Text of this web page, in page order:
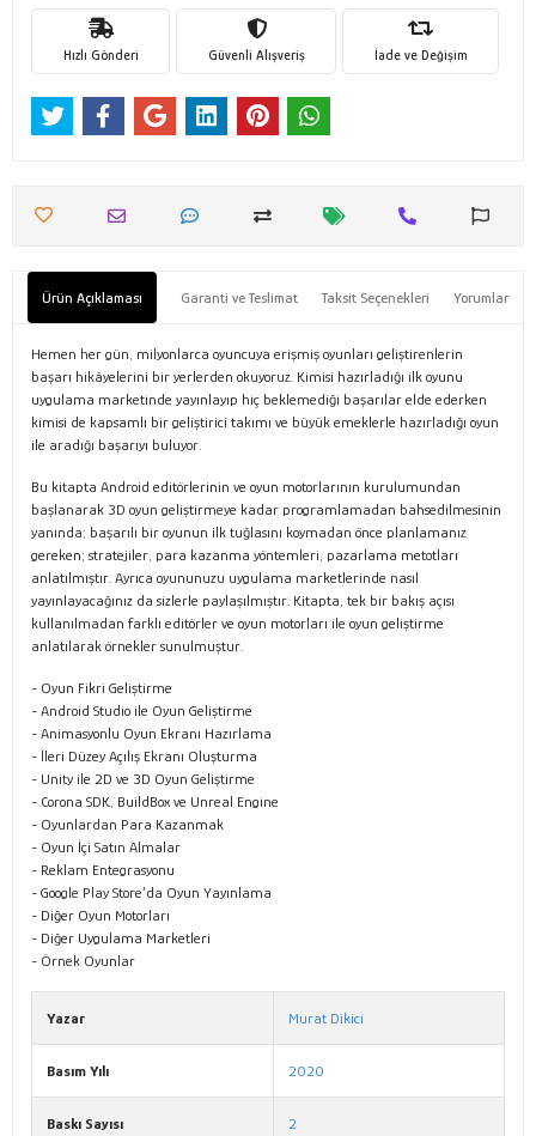
Hızlı Gönderi Güvenli Alışveriş İade ve Değişim
Ürün Açıklaması Garanti ve Teslimat Taksit Seçenekleri Yorumlar
Hemen her gün, milyonlarca oyuncuya erişmiş oyunları geliştirenlerin
başarı hikâyelerini bir yerlerden okuyoruz. Kimisi hazırladığı ilk oyunu
uygulama marketinde yayınlayıp hiç beklemediği başarılar elde ederken
kimisi de kapsamlı bir geliştirici takımı ve büyük emeklerle hazırladığı oyun
ile aradığı başarıyı buluyor.
Bu kitapta Android editörlerinin ve oyun motorlarının kurulumundan
başlanarak 3D oyun geliştirmeye kadar programlamadan bahsedilmesinin
yanında; başarılı bir oyunun ilk tuğlasını koymadan önce planlamanız
gereken; stratejiler, para kazanma yöntemleri, pazarlama metotları
anlatılmıştır. Ayrıca oyununuzu uygulama marketlerinde nasıl
yayınlayacağınız da sizlerle paylaşılmıştır. Kitapta, tek bir bakış açısı
kullanılmadan farklı editörler ve oyun motorları ile oyun geliştirme
anlatılarak örnekler sunulmuştur.
- Oyun Fikri Geliştirme
- Android Studio ile Oyun Geliştirme
- Animasyonlu Oyun Ekranı Hazırlama
- İleri Düzey Açılış Ekranı Oluşturma
- Unity ile 2D ve 3D Oyun Geliştirme
- Corona SDK, BuildBox ve Unreal Engine
- Oyunlardan Para Kazanmak
- Oyun İçi Satın Almalar
- Reklam Entegrasyonu
- Google Play Store’da Oyun Yayınlama
- Diğer Oyun Motorları
- Diğer Uygulama Marketleri
- Örnek Oyunlar
Yazar Murat Dikici
Basım Yılı 2020
Baskı Sayısı 2